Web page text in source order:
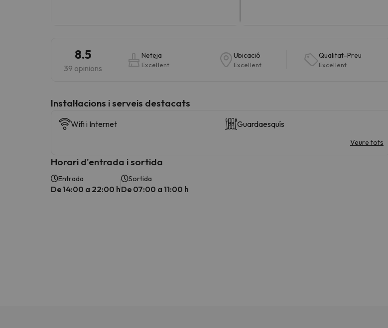
8.5
39 opinions
Neteja
Excel·lent
Ubicació
Excel·lent
Qualitat-Preu
Excel·lent
Instal·lacions i serveis destacats
Wifi i Internet Guardaesquís
Veure tots
Horari d'entrada i sortida
Entrada
De 14:00 a 22:00 h
Sortida
De 07:00 a 11:00 h